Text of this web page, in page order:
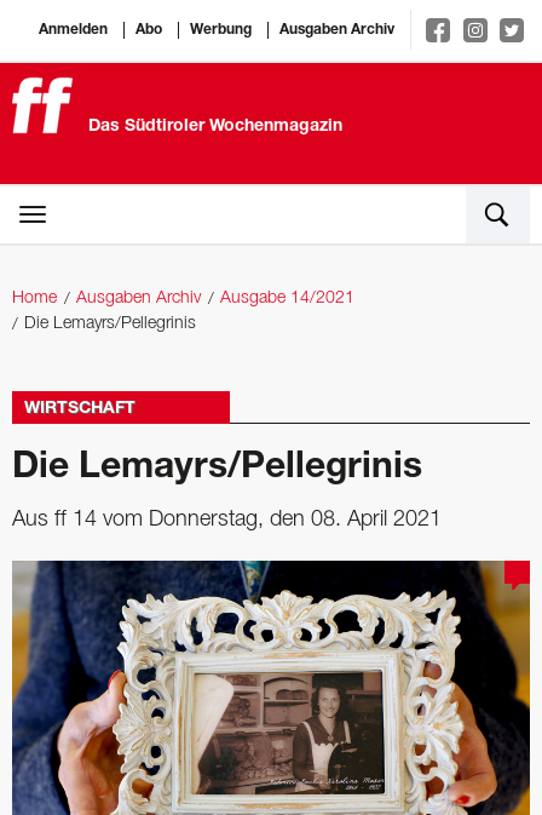
Anmelden Abo Werbung Ausgaben Archiv
Das Südtiroler Wochenmagazin
Home Ausgaben Archiv
Ausgabe 14/2021
Die Lemayrs/Pellegrinis
WIRTSCHAFT
Die Lemayrs/Pellegrinis
Aus ff 14 vom Donnerstag, den 08. April 2021